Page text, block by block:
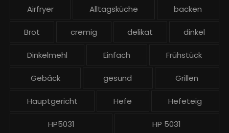
Airfryer Alltagsküche backen
Brot cremig delikat dinkel
Dinkelmehl Einfach Frühstück
Gebäck gesund Grillen
Hauptgericht Hefe Hefeteig
HP5031 HP 5031